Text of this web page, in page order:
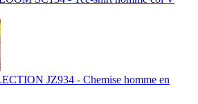
JZ934 - Chemise homme en